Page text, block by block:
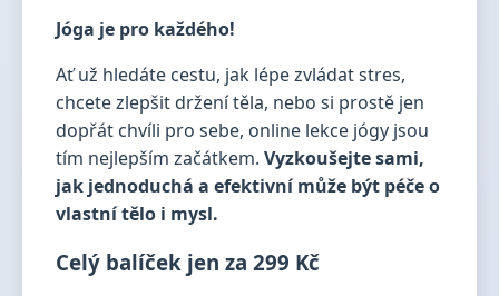
Jóga je pro každého!
Ať už hledáte cestu, jak lépe zvládat stres,
chcete zlepšit držení těla, nebo si prostě jen
dopřát chvíli pro sebe, online lekce jógy jsou
tím nejlepším začátkem. Vyzkoušejte sami,
jak jednoduchá a efektivní může být péče o
vlastní tělo i mysl.
Celý balíček jen za 299 Kč